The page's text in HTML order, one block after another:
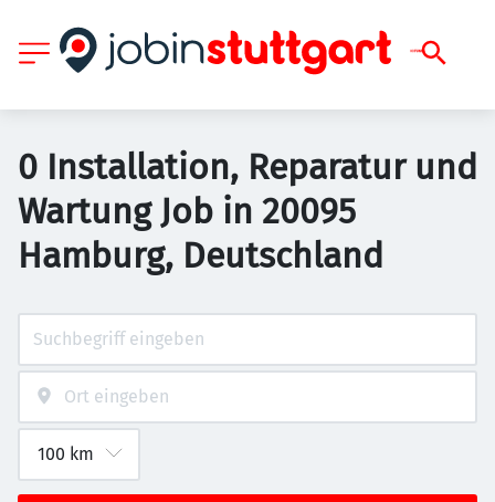
0 Installation, Reparatur und
Wartung Job in 20095
Hamburg, Deutschland